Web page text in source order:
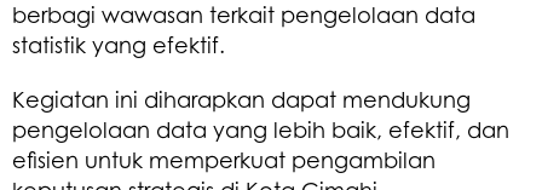
berbagi wawasan terkait pengelolaan data
statistik yang efektif.
Kegiatan ini diharapkan dapat mendukung
pengelolaan data yang lebih baik, efektif, dan
efisien untuk memperkuat pengambilan